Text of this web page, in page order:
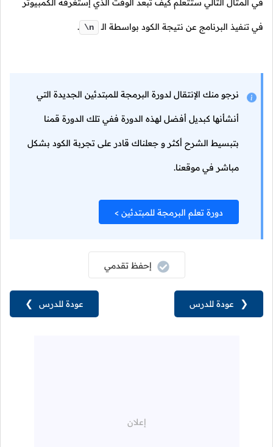
في المثال التالي ستتعلم كيف تبعد الوقت الذي إستغرقه الكمبيوتر
في تنفيذ البرنامج عن نتيجة الكود بواسطة الـ \n
.
نرجو منك الإنتقال لدورة البرمجة للمبتدئين الجديدة التي
أنشأنها كبديل أفضل لهذه الدورة ففي تلك الدورة قمنا
بتبسيط الشرح أكثر و جعلناك قادر على تجربة الكود بشكل
مباشر في موقعنا.
دورة تعلم البرمجة للمبتدئين >
عودة للدرس ❯
إحفظ تقدمي
❮ عودة للدرس